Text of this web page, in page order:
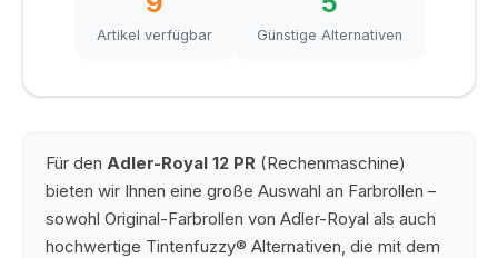
Artikel verfügbar Günstige Alternativen
Für den Adler-Royal 12 PR (Rechenmaschine)
bieten wir Ihnen eine große Auswahl an Farbrollen –
sowohl Original-Farbrollen von Adler-Royal als auch
hochwertige Tintenfuzzy® Alternativen, die mit dem